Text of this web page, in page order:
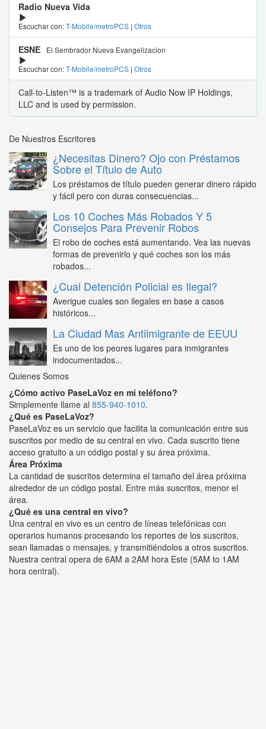
Radio Nueva Vida
Escuchar con:T-Mobile/metroPCS | Otros
ESNE
El Sembrador Nueva Evangelizacion
Escuchar con:T-Mobile/metroPCS | Otros
Call-to-Listen™ is a trademark of Audio Now IP Holdings,
LLC and is used by permission.
De Nuestros Escritores
¿Necesitas Dinero? Ojo con Préstamos
Sobre el Título de Auto
Los préstamos de título pueden generar dinero rápido
y fácil pero con duras consecuencias...
Los 10 Coches Más Robados Y 5
Consejos Para Prevenir Robos
El robo de coches está aumentando. Vea las nuevas
formas de prevenirlo y qué coches son los más
robados...
¿Cual Detención Policial es Ilegal?
Averigue cuales son ilegales en base a casos
históricos...
La Ciudad Mas Antiimigrante de EEUU
Es uno de los peores lugares para inmigrantes
indocumentados...
Quienes Somos
¿Cómo activo PaseLaVoz en mi teléfono?
Simplemente llame al 855-940-1010.
¿Qué es PaseLaVoz?
PaseLaVoz es un servicio que facilita la comunicación entre sus
suscritos por medio de su central en vivo. Cada suscrito tiene
acceso gratuito a un código postal y su área próxima.
Área Próxima
La cantidad de suscritos determina el tamaño del área próxima
alrededor de un código postal. Entre más suscritos, menor el
área.
¿Qué es una central en vivo?
Una central en vivo es un centro de líneas telefónicas con
operarios humanos procesando los reportes de los suscritos,
sean llamadas o mensajes, y transmitiéndolos a otros suscritos.
Nuestra central opera de 6AM a 2AM hora Este (5AM to 1AM
hora central).